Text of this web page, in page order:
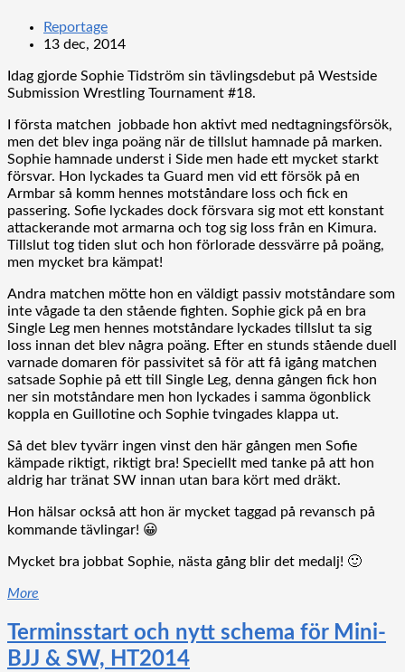
Reportage
13 dec, 2014
Idag gjorde Sophie Tidström sin tävlingsdebut på Westside
Submission Wrestling Tournament #18.
I första matchen jobbade hon aktivt med nedtagningsförsök,
men det blev inga poäng när de tillslut hamnade på marken.
Sophie hamnade underst i Side men hade ett mycket starkt
försvar. Hon lyckades ta Guard men vid ett försök på en
Armbar så komm hennes motståndare loss och fick en
passering. Sofie lyckades dock försvara sig mot ett konstant
attackerande mot armarna och tog sig loss från en Kimura.
Tillslut tog tiden slut och hon förlorade dessvärre på poäng,
men mycket bra kämpat!
Andra matchen mötte hon en väldigt passiv motståndare som
inte vågade ta den stående fighten. Sophie gick på en bra
Single Leg men hennes motståndare lyckades tillslut ta sig
loss innan det blev några poäng. Efter en stunds stående duell
varnade domaren för passivitet så för att få igång matchen
satsade Sophie på ett till Single Leg, denna gången fick hon
ner sin motståndare men hon lyckades i samma ögonblick
koppla en Guillotine och Sophie tvingades klappa ut.
Så det blev tyvärr ingen vinst den här gången men Sofie
kämpade riktigt, riktigt bra! Speciellt med tanke på att hon
aldrig har tränat SW innan utan bara kört med dräkt.
Hon hälsar också att hon är mycket taggad på revansch på
kommande tävlingar! 😀
Mycket bra jobbat Sophie, nästa gång blir det medalj! 🙂
More
Terminsstart och nytt schema för Mini-
BJJ & SW, HT2014